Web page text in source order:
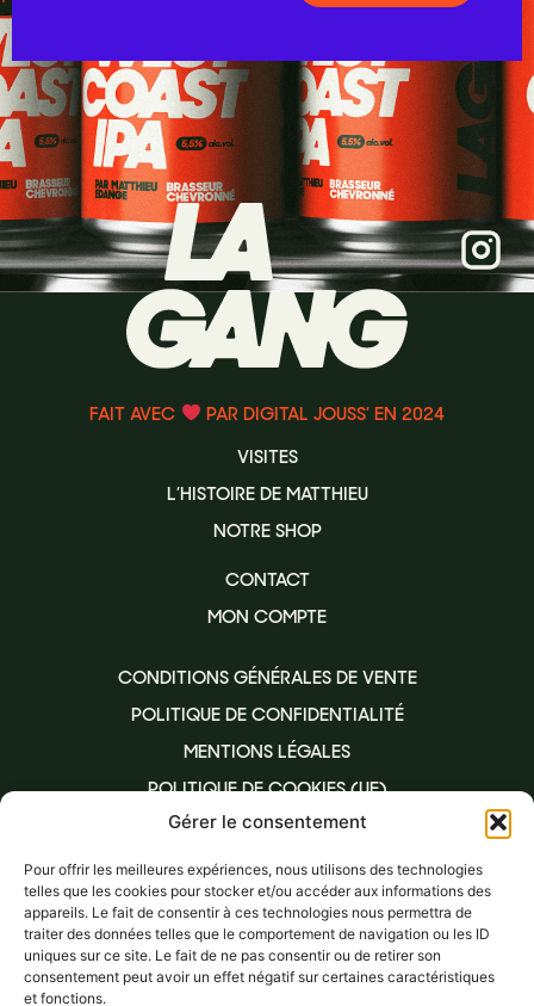
Gérer le consentement
Pour offrir les meilleures expériences, nous utilisons des technologies
telles que les cookies pour stocker et/ou accéder aux informations des
appareils. Le fait de consentir à ces technologies nous permettra de
traiter des données telles que le comportement de navigation ou les ID
uniques sur ce site. Le fait de ne pas consentir ou de retirer son
consentement peut avoir un effet négatif sur certaines caractéristiques
et fonctions.
FAIT AVEC
PAR DIGITAL JOUSS’ EN 2024
VISITES
L’HISTOIRE DE MATTHIEU
NOTRE SHOP
CONTACT
MON COMPTE
CONDITIONS GÉNÉRALES DE VENTE
POLITIQUE DE CONFIDENTIALITÉ
MENTIONS LÉGALES
POLITIQUE DE COOKIES (UE)
L’ABUS D’ALCOOL EST DANGEREUX POUR LA SANTÉ, À
CONSOMMER AVEC MODÉRATION.
LA CONSOMMATION D’ALCOOL EST VIVEMENT
DÉCONSEILLÉE AUX FEMMES ENCEINTES. LA VENTE
D’ALCOOL À DES MINEURS DE MOINS DE 18 ANS EST
INTERDITE. EN ACCÉDANT À NOS OFFRES, VOUS DÉCLAREZ
AVOIR 18 ANS RÉVOLUS.